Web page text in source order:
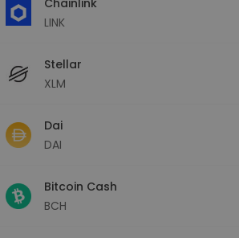
LINK
Stellar
XLM
Dai
DAI
Bitcoin Cash
BCH